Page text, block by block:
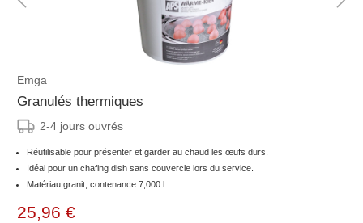
Emga
Granulés thermiques
2-4 jours ouvrés
Réutilisable pour présenter et garder au chaud les œufs durs.
Idéal pour un chafing dish sans couvercle lors du service.
Matériau granit; contenance 7,000 l.
25,96 €